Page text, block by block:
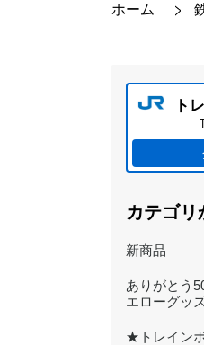
ホーム
ト
カテゴリ
新商品
ありがとう
エローグッ
★トレイン